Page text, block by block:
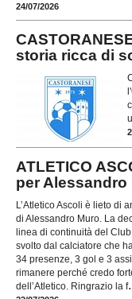
24/07/2026
storia ricca di
ATLETICO
per Alessandro
L’Atletico Ascoli è lieto di
di Alessandro Muro. La
linea di continuità del
svolto dal calciatore che
34 presenze, 3 gol e 3
rimanere perché credo
dell’Atletico. Ringrazio la f